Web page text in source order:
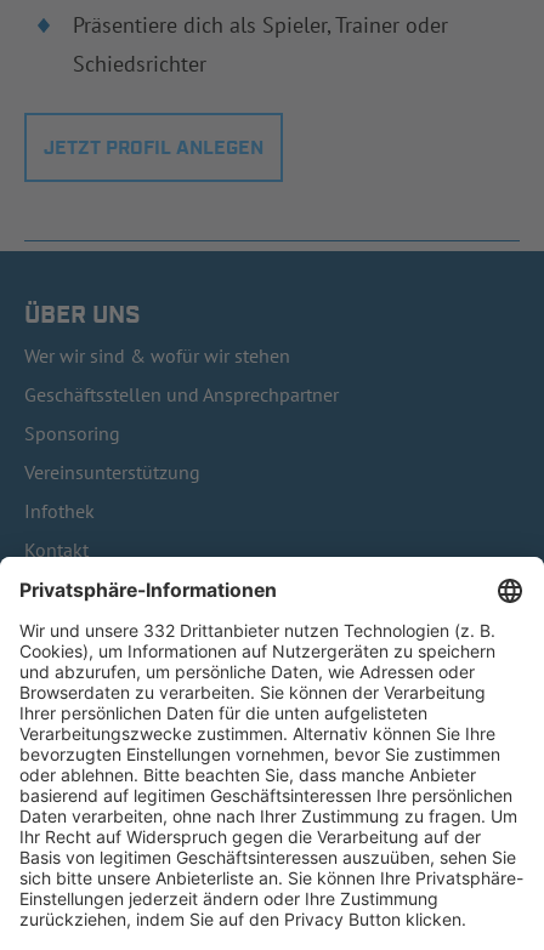
Präsentiere dich als Spieler, Trainer oder
Schiedsrichter
JETZT PROFIL ANLEGEN
ÜBER UNS
Wer wir sind & wofür wir stehen
Geschäftsstellen und Ansprechpartner
Sponsoring
Vereinsunterstützung
Infothek
Kontakt
HÄUFIG BESUCHTE SEITEN
Pässe und Vereinswechsel
Trainerausbildung
Schulungsangebot Vereinsmitarbeiter
BFV-Geschäftsstellen
Trainerbörse
Login SpielPlus
FOLGE DEM BFV